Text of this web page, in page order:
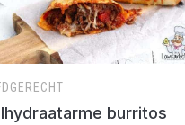
burritos